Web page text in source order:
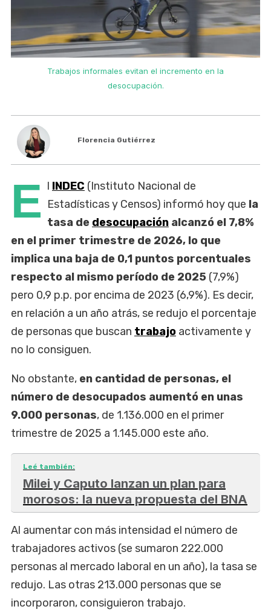
Trabajos informales evitan el incremento en la
desocupación.
Florencia Gutiérrez
E l INDEC (Instituto Nacional de
Estadísticas y Censos) informó hoy que la
tasa de desocupación alcanzó el 7,8%
en el primer trimestre de 2026, lo que
implica una baja de 0,1 puntos porcentuales
respecto al mismo período de 2025 (7,9%)
pero 0,9 p.p. por encima de 2023 (6,9%). Es decir,
en relación a un año atrás, se redujo el porcentaje
de personas que buscan trabajo activamente y
no lo consiguen.
No obstante, en cantidad de personas, el
número de desocupados aumentó en unas
9.000 personas, de 1.136.000 en el primer
trimestre de 2025 a 1.145.000 este año.
Leé también:
Milei y Caputo lanzan un plan para
morosos: la nueva propuesta del BNA
Al aumentar con más intensidad el número de
trabajadores activos (se sumaron 222.000
personas al mercado laboral en un año), la tasa se
redujo. Las otras 213.000 personas que se
incorporaron, consiguieron trabajo.